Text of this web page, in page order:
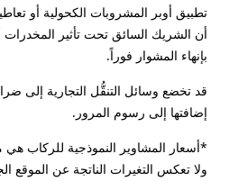
تطبيق أوبر المشروبات الكحولية أو
أن الشريك السائق تحت تأثير المخدرات
بإنهاء المشوار فوراً.
قد تخضع وسائل التنقُّل التجارية إلى
إضافتها إلى رسوم المرور.
ولا تعكس التغيرات الناتجة عن الموقع